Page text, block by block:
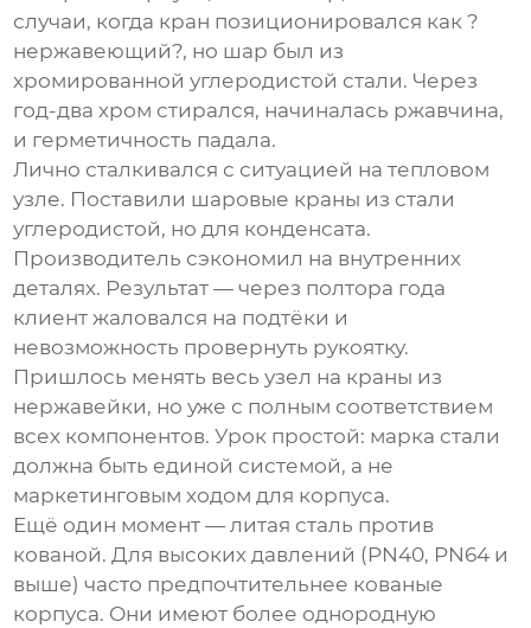
случаи, когда кран позиционировался как ?
нержавеющий?, но шар был из
хромированной углеродистой стали. Через
год-два хром стирался, начиналась ржавчина,
и герметичность падала.
Лично сталкивался с ситуацией на тепловом
узле. Поставили шаровые краны из стали
углеродистой, но для конденсата.
Производитель сэкономил на внутренних
деталях. Результат — через полтора года
клиент жаловался на подтёки и
невозможность провернуть рукоятку.
Пришлось менять весь узел на краны из
нержавейки, но уже с полным соответствием
всех компонентов. Урок простой: марка стали
должна быть единой системой, а не
маркетинговым ходом для корпуса.
Ещё один момент — литая сталь против
кованой. Для высоких давлений (PN40, PN64 и
выше) часто предпочтительнее кованые
корпуса. Они имеют более однородную